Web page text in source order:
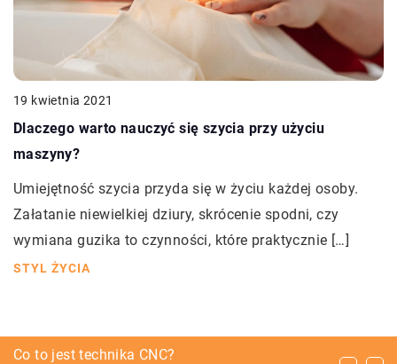
19 kwietnia 2021
Dlaczego warto nauczyć się szycia przy użyciu
maszyny?
Umiejętność szycia przyda się w życiu każdej osoby.
Załatanie niewielkiej dziury, skrócenie spodni, czy
wymiana guzika to czynności, które praktycznie […]
STYL ŻYCIA
Jak wytwarzać energię elektryczną w swoim
Co to jest technika CNC?
Jak zadbać o upominki ślubne dla gości?